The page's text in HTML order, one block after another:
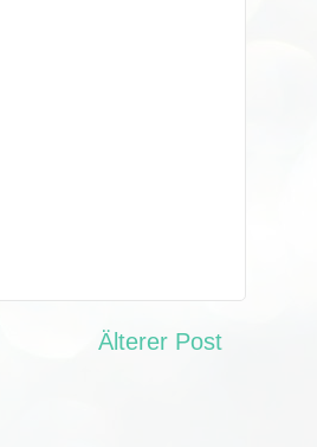
Älterer Post